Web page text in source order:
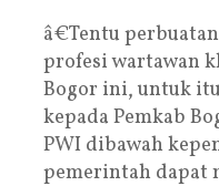
â€Tentu
profesi wartawan
Bogor ini, untuk
kepada Pemkab
PWI dibawah
pemerintah dapat